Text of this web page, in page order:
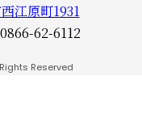
江原町1931
62-6112
Reserved